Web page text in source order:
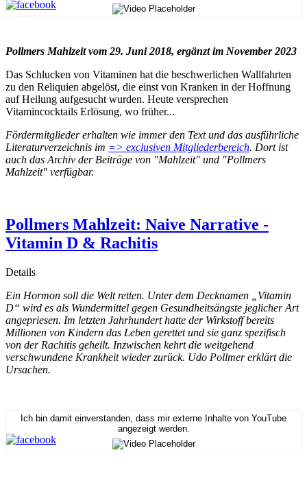
Pollmers Mahlzeit vom 29. Juni 2018, ergänzt im November 2023
Das Schlucken von Vitaminen hat die beschwerlichen Wallfahrten
zu den Reliquien abgelöst, die einst von Kranken in der Hoffnung
auf Heilung aufgesucht wurden. Heute versprechen
Vitamincocktails Erlösung, wo früher...
Fördermitglieder erhalten wie immer den Text und das ausführliche
Literaturverzeichnis im => exclusiven Mitgliederbereich. Dort ist
auch das Archiv der Beiträge von "Mahlzeit" und "Pollmers
Mahlzeit" verfügbar.
Pollmers Mahlzeit: Naive Narrative -
Vitamin D & Rachitis
Details
Ein Hormon soll die Welt retten. Unter dem Decknamen „Vitamin
D“ wird es als Wundermittel gegen Gesundheitsängste jeglicher Art
angepriesen. Im letzten Jahrhundert hatte der Wirkstoff bereits
Millionen von Kindern das Leben gerettet und sie ganz spezifisch
von der Rachitis geheilt. Inzwischen kehrt die weitgehend
verschwundene Krankheit wieder zurück. Udo Pollmer erklärt die
Ursachen.
Ich bin damit einverstanden, dass mir externe Inhalte von YouTube
angezeigt werden.